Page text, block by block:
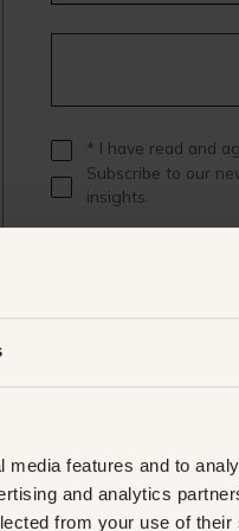
features and to
and analytics
from your use of
* I have read and
Subscribe to our
insights.